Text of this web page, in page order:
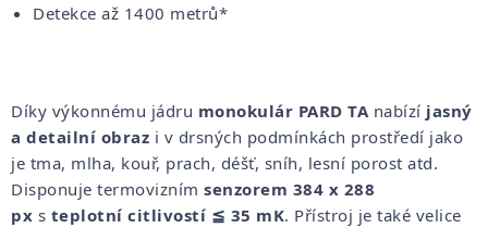
Detekce až 1400 metrů*
Díky výkonnému jádru monokulár PARD TA nabízí jasný
a detailní obraz i v drsných podmínkách prostředí jako
je tma, mlha, kouř, prach, déšť, sníh, lesní porost atd.
Disponuje termovizním senzorem 384 x 288
px s teplotní citlivostí ≦ 35 mK. Přístroj je také velice